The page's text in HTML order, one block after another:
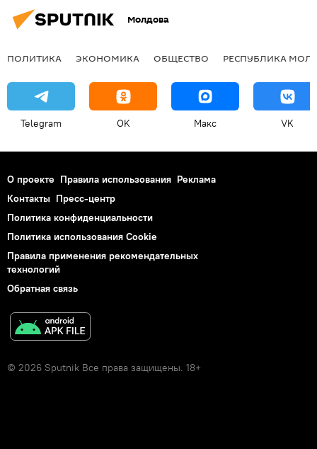
Молдова
ПОЛИТИКА ЭКОНОМИКА ОБЩЕСТВО РЕСПУБЛИКА
Telegram OK Макс VK
О проекте Правила использования Реклама
Контакты Пресс-центр
Политика конфиденциальности
Политика использования Cookie
Правила применения рекомендательных
технологий
Обратная связь
© 2026 Sputnik Все права защищены. 18+